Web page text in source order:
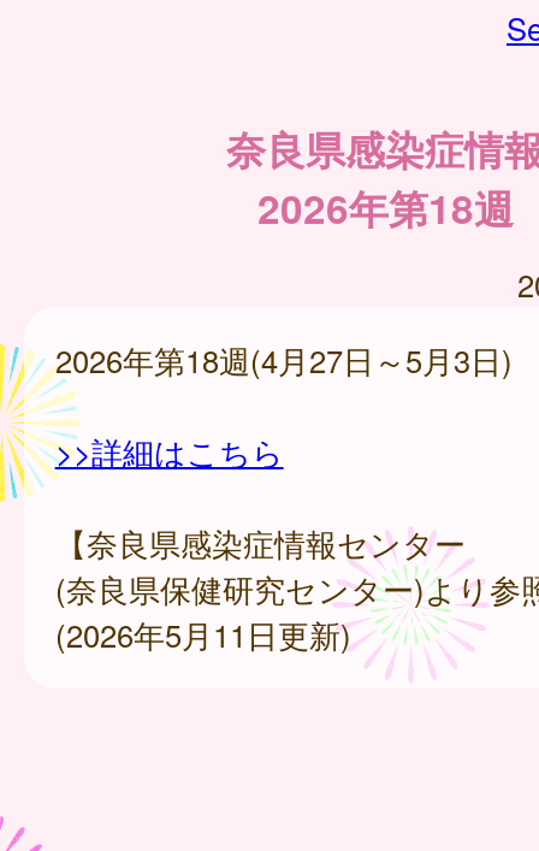
奈良県感染症情
2026年第18週
2026年第18週(4月27日～5月3日)
>>詳細はこちら
【奈良県感染症情報センター
(奈良県保健研究センター)より参
(2026年5月11日更新)